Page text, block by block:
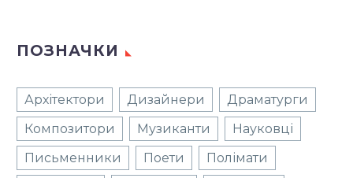
ПОЗНАЧКИ
Архітектори Дизайнери
Драматурги
Композитори
Музиканти
Науковці
Письменники
Поети
Полімати